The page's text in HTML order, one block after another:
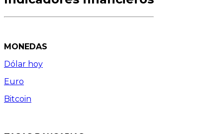
MONEDAS
Dólar hoy
Euro
Bitcoin